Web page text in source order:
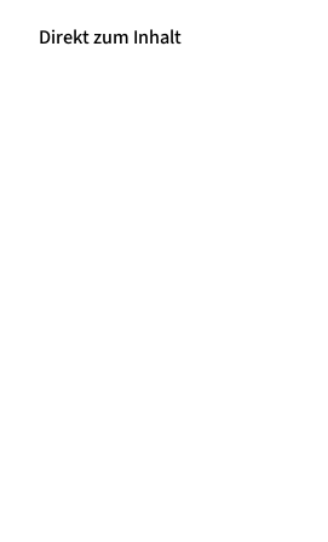
Direkt zum Inhalt